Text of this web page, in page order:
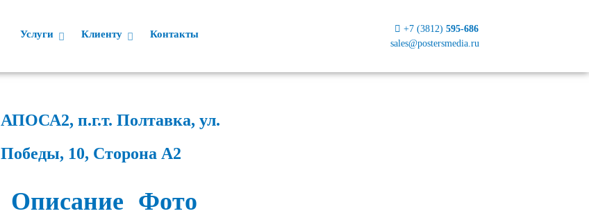
Услуги Клиенту Контакты +7 (3812)595-686
sales@postersmedia.ru
АПОСА2, п.г.т. Полтавка, ул.
Победы, 10, Сторона А2
Описание Фото